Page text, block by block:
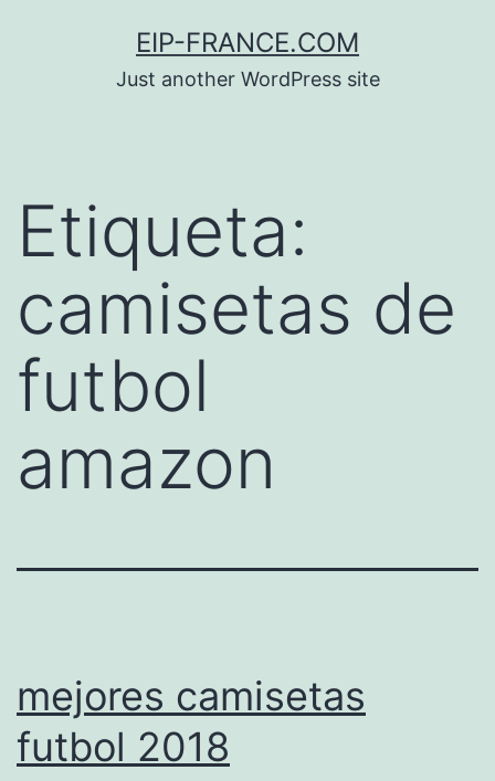
EIP-FRANCE.COM
Just another WordPress site
Etiqueta:
camisetas de
futbol
amazon
mejores camisetas
futbol 2018